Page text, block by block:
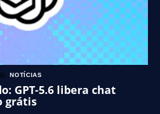
NOTÍCIAS
GPT-5.6 libera chat
grátis